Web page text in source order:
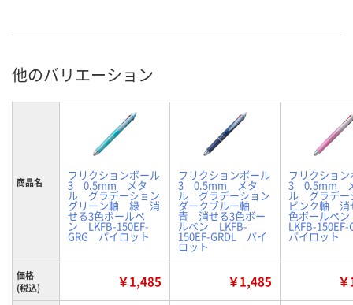
他のバリエーション
商品名 フリクションボール
3 0.5mm メタ
ル グラデーション
グリーン軸 緑 消
せる3色ボールペ
ン LKFB-150EF-
GRG パイロット
フリクションボール
3 0.5mm メタ
ル グラデーション
ダークブルー軸
青 消せる3色ボー
ルペン LKFB-
150EF-GRDL パイ
ロット
フリクショ
3 0.5mm
ル グラデー
ピンク軸 消
色ボールペ
LKFB-
パイロット
価格
(税込)
￥1,485 ￥1,485